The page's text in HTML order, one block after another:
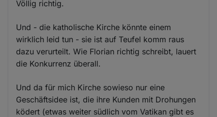
Völlig richtig.
Und - die katholische Kirche könnte einem
wirklich leid tun - sie ist auf Teufel komm raus
dazu verurteilt. Wie Florian richtig schreibt, lauert
die Konkurrenz überall.
Und da für mich Kirche sowieso nur eine
Geschäftsidee ist, die ihre Kunden mit Drohungen
ködert (etwas weiter südlich vom Vatikan gibt es